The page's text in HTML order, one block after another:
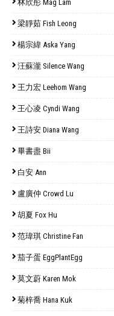
林欣彤 Mag Lam
梁靜茹 Fish Leong
楊宗緯 Aska Yang
汪蘇瀧 Silence Wang
王力宏 Leehom Wang
王心凌 Cyndi Wang
王詩安 Diana Wang
畢書盡 Bii
白安 Ann
盧廣仲 Crowd Lu
胡夏 Fox Hu
范瑋琪 Christine Fan
茄子蛋 EggPlantEgg
莫文蔚 Karen Mok
菊梓喬 Hana Kuk